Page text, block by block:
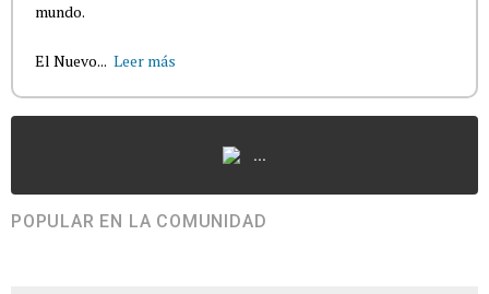
mundo.
El Nuevo... Leer más
...
POPULAR EN LA COMUNIDAD